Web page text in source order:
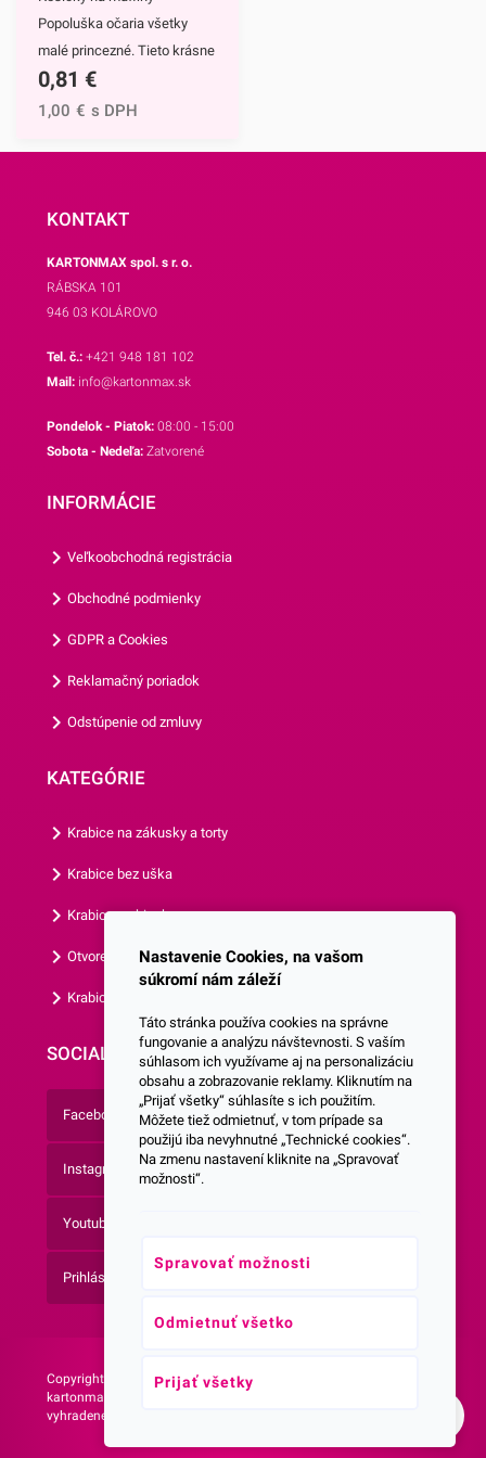
Popoluška očaria všetky
malé princezné. Tieto krásne
a štýlové papierové košíčky
sú neodmysliteľnou výbavou
dezertov.Hlavným motívom
Popoluška, ktrorá je hlavnou
postavou jednej z
najznámejších Disney
rozprávok.Využijete ich na
každodenné pečenie, ale aj
Najväčší úspech však
zrejme zožnú na detských
vyrábané z papiera, ktorý je
potravinami. Ich priemer je 5
cm a ich výška je 3
až 50 košíčkov.Odporúčame
Vám aj ostatné motívy
0,81 €
1,00 € s DPH
KONTAKT
KARTONMAX spol. s r. o.
RÁBSKA 101
946 03 KOLÁROVO
Tel. č.: +421 948 181 102
Mail: info@kartonmax.sk
Pondelok - Piatok: 08:00 - 15:00
Sobota - Nedeľa: Zatvorené
INFORMÁCIE
Veľkoobchodná registrácia
Obchodné podmienky
GDPR a Cookies
Reklamačný poriadok
Odstúpenie od zmluvy
KATEGÓRIE
Krabice na zákusky a torty
Krabice bez uška
Krabice s okienkom
Otvorená krabica
Krabice s vlastným logom
SOCIALNE SIETE
Facebook
Instagram
Youtube
Prihlásenie do Newsletteru
Copyright © 2026 -
kartonmax.sk Všetky práva
vyhradené
Nastavenie Cookies, na vašom
súkromí nám záleží
Táto stránka používa cookies na správne
fungovanie a analýzu návštevnosti. S vaším
súhlasom ich využívame aj na personalizáciu
obsahu a zobrazovanie reklamy. Kliknutím na
„Prijať všetky“ súhlasíte s ich použitím.
Môžete tiež odmietnuť, v tom prípade sa
použijú iba nevyhnutné „Technické cookies“.
Na zmenu nastavení kliknite na „Spravovať
možnosti“.
Spravovať možnosti
Odmietnuť všetko
Prijať všetky